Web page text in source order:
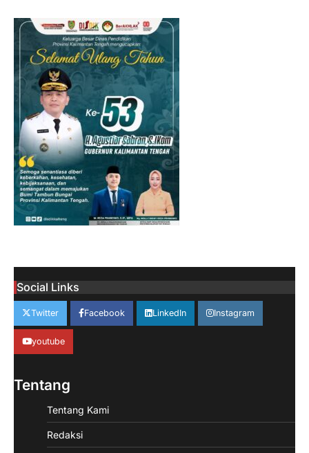
Social Links
Twitter Facebook LinkedIn Instagram
youtube
Tentang
Tentang Kami
Redaksi